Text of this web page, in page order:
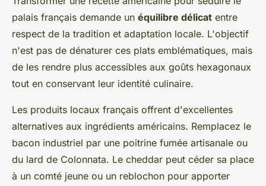
palais français demande un équilibre délicat entre
respect de la tradition et adaptation locale. L'objectif
n'est pas de dénaturer ces plats emblématiques, mais
de les rendre plus accessibles aux goûts hexagonaux
tout en conservant leur identité culinaire.
Les produits locaux français offrent d'excellentes
alternatives aux ingrédients américains. Remplacez le
bacon industriel par une poitrine fumée artisanale ou
du lard de Colonnata. Le cheddar peut céder sa place
à un comté jeune ou un reblochon pour apporter